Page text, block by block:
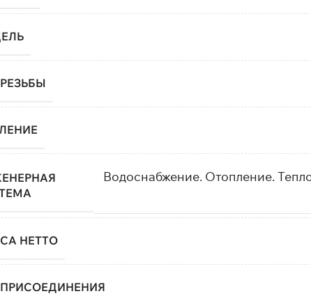
Водоснабжение. Отопление.
НЕТТО